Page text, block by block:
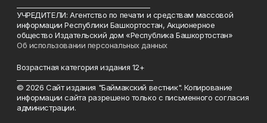
УЧРЕДИТЕЛИ: Агентство по печати и средствам массовой
информации Республики Башкортостан, Акционерное
общество Издательский дом «Республика Башкортостан»
Об использовании персональных данных
Возрастная категория издания 12+
© 2026 Сайт издания "Баймакский вестник". Копирование
информации сайта разрешено только с письменного согласия
администрации.